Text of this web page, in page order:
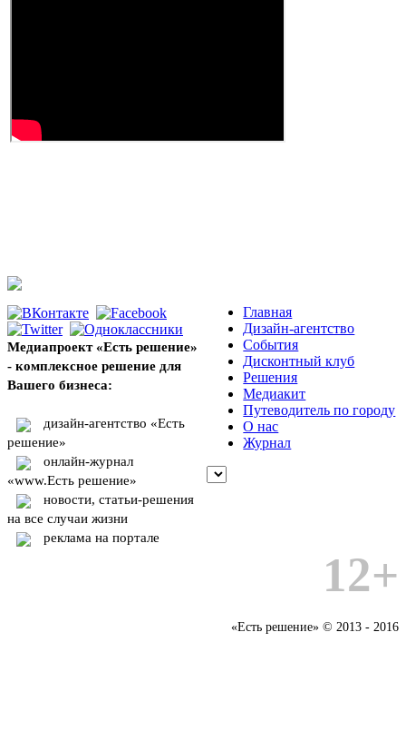
Медиапроект «Есть решение»
- комплексное решение для
Вашего бизнеса:
дизайн-агентство «Есть
решение»
онлайн-журнал
«www.Есть решение»
новости, статьи-решения
на все случаи жизни
реклама на портале
Главная
Дизайн-агентство
События
Дисконтный клуб
Решения
Медиакит
Путеводитель по городу
О нас
Журнал
12+
«Есть решение» © 2013 - 2016